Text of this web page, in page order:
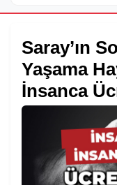
Saray’ın
Yaşama
İnsanca